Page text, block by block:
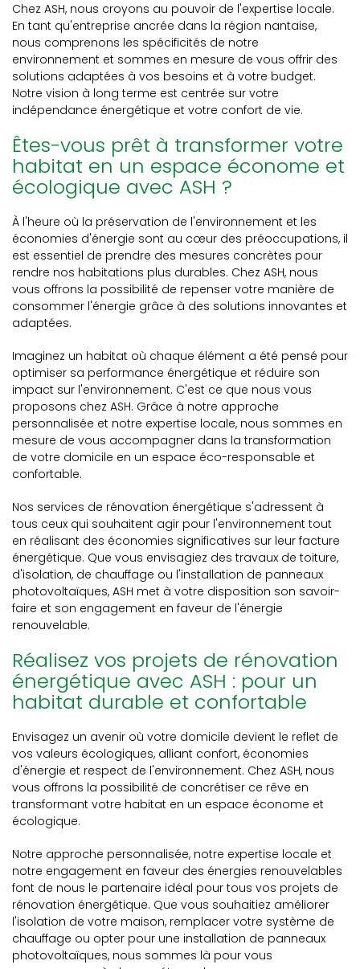
Chez ASH, nous croyons au pouvoir de l'expertise locale.
En tant qu'entreprise ancrée dans la région nantaise,
nous comprenons les spécificités de notre
environnement et sommes en mesure de vous offrir des
solutions adaptées à vos besoins et à votre budget.
Notre vision à long terme est centrée sur votre
indépendance énergétique et votre confort de vie.
Êtes-vous prêt à transformer votre
habitat en un espace économe et
écologique avec ASH ?
À l'heure où la préservation de l'environnement et les
économies d'énergie sont au cœur des préoccupations, il
est essentiel de prendre des mesures concrètes pour
rendre nos habitations plus durables. Chez ASH, nous
vous offrons la possibilité de repenser votre manière de
consommer l'énergie grâce à des solutions innovantes et
adaptées.
Imaginez un habitat où chaque élément a été pensé pour
optimiser sa performance énergétique et réduire son
impact sur l'environnement. C'est ce que nous vous
proposons chez ASH. Grâce à notre approche
personnalisée et notre expertise locale, nous sommes en
mesure de vous accompagner dans la transformation
de votre domicile en un espace éco-responsable et
confortable.
Nos services de rénovation énergétique s'adressent à
tous ceux qui souhaitent agir pour l'environnement tout
en réalisant des économies significatives sur leur facture
énergétique. Que vous envisagiez des travaux de toiture,
d'isolation, de chauffage ou l'installation de panneaux
photovoltaïques, ASH met à votre disposition son savoir-
faire et son engagement en faveur de l'énergie
renouvelable.
Réalisez vos projets de rénovation
énergétique avec ASH : pour un
habitat durable et confortable
Envisagez un avenir où votre domicile devient le reflet de
vos valeurs écologiques, alliant confort, économies
d'énergie et respect de l'environnement. Chez ASH, nous
vous offrons la possibilité de concrétiser ce rêve en
transformant votre habitat en un espace économe et
écologique.
Notre approche personnalisée, notre expertise locale et
notre engagement en faveur des énergies renouvelables
font de nous le partenaire idéal pour tous vos projets de
rénovation énergétique. Que vous souhaitiez améliorer
l'isolation de votre maison, remplacer votre système de
chauffage ou opter pour une installation de panneaux
photovoltaïques, nous sommes là pour vous